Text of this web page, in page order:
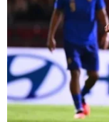
TIN LIÊN